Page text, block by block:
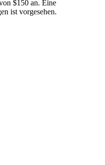
$150 an. Eine
ist vorgesehen.